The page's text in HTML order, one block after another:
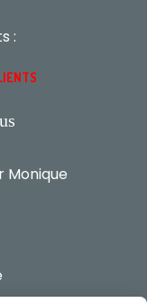
:
Monique